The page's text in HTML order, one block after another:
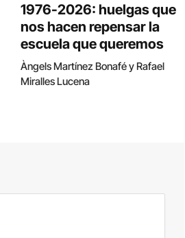
1976-2026: huelgas que
nos hacen repensar la
escuela que queremos
Àngels Martínez Bonafé y Rafael
Miralles Lucena